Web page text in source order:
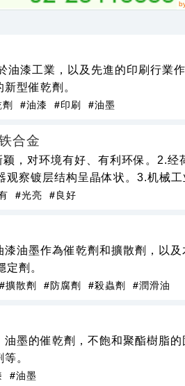
油漆工業，以及先進的印刷行業
型催乾劑。
#油漆 #印刷 #油墨
合金
，对环境有好、有利环保。2.经
观察镀层结构呈晶体状。3.机械
#光亮 #良好
漆油墨作為催乾劑和擴散劑，以
劑。
#擴散劑 #防腐劑 #殺蟲劑 #潤滑油
油墨的催乾劑，不飽和聚酯樹脂
。
#油墨